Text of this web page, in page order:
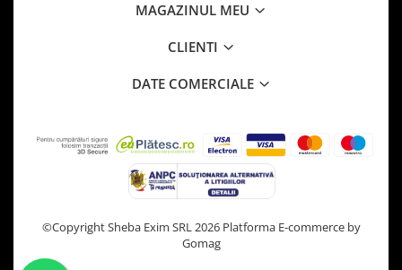
MAGAZINUL MEU
CLIENTI
DATE COMERCIALE
©Copyright Sheba Exim SRL 2026 Platforma E-commerce by
Gomag